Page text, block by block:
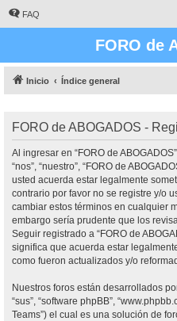
FAQ
FORO de
Inicio Índice general
FORO de ABOGADOS -
Al ingresar en “FORO de
“nos”, “nuestro”, “FORO de
usted acuerda estar legalmente
contrario por favor no se registre y/o
cambiar estos términos en cualquier
embargo sería prudente que los
Seguir registrado a “FORO de
significa que acuerda estar
como fueron actualizados y/o
Nuestros foros están desarrollados
“sus”, “software phpBB”,
Teams”) el cual es una solución de